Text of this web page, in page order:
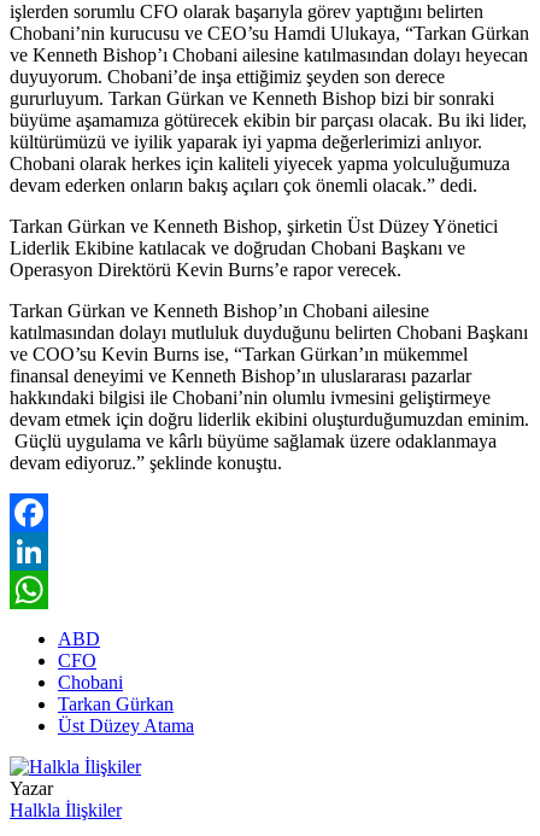
işlerden sorumlu CFO olarak başarıyla görev yaptığını belirten
Chobani’nin kurucusu ve CEO’su Hamdi Ulukaya, “Tarkan Gürkan
ve Kenneth Bishop’ı Chobani ailesine katılmasından dolayı heyecan
duyuyorum. Chobani’de inşa ettiğimiz şeyden son derece
gururluyum. Tarkan Gürkan ve Kenneth Bishop bizi bir sonraki
büyüme aşamamıza götürecek ekibin bir parçası olacak. Bu iki lider,
kültürümüzü ve iyilik yaparak iyi yapma değerlerimizi anlıyor.
Chobani olarak herkes için kaliteli yiyecek yapma yolculuğumuza
devam ederken onların bakış açıları çok önemli olacak.” dedi.
Tarkan Gürkan ve Kenneth Bishop, şirketin Üst Düzey Yönetici
Liderlik Ekibine katılacak ve doğrudan Chobani Başkanı ve
Operasyon Direktörü Kevin Burns’e rapor verecek.
Tarkan Gürkan ve Kenneth Bishop’ın Chobani ailesine
katılmasından dolayı mutluluk duyduğunu belirten Chobani Başkanı
ve COO’su Kevin Burns ise, “Tarkan Gürkan’ın mükemmel
finansal deneyimi ve Kenneth Bishop’ın uluslararası pazarlar
hakkındaki bilgisi ile Chobani’nin olumlu ivmesini geliştirmeye
devam etmek için doğru liderlik ekibini oluşturduğumuzdan eminim.
Güçlü uygulama ve kârlı büyüme sağlamak üzere odaklanmaya
devam ediyoruz.” şeklinde konuştu.
Facebook
LinkedIn
WhatsApp
ABD
CFO
Chobani
Tarkan Gürkan
Üst Düzey Atama
Yazar
Halkla İlişkiler